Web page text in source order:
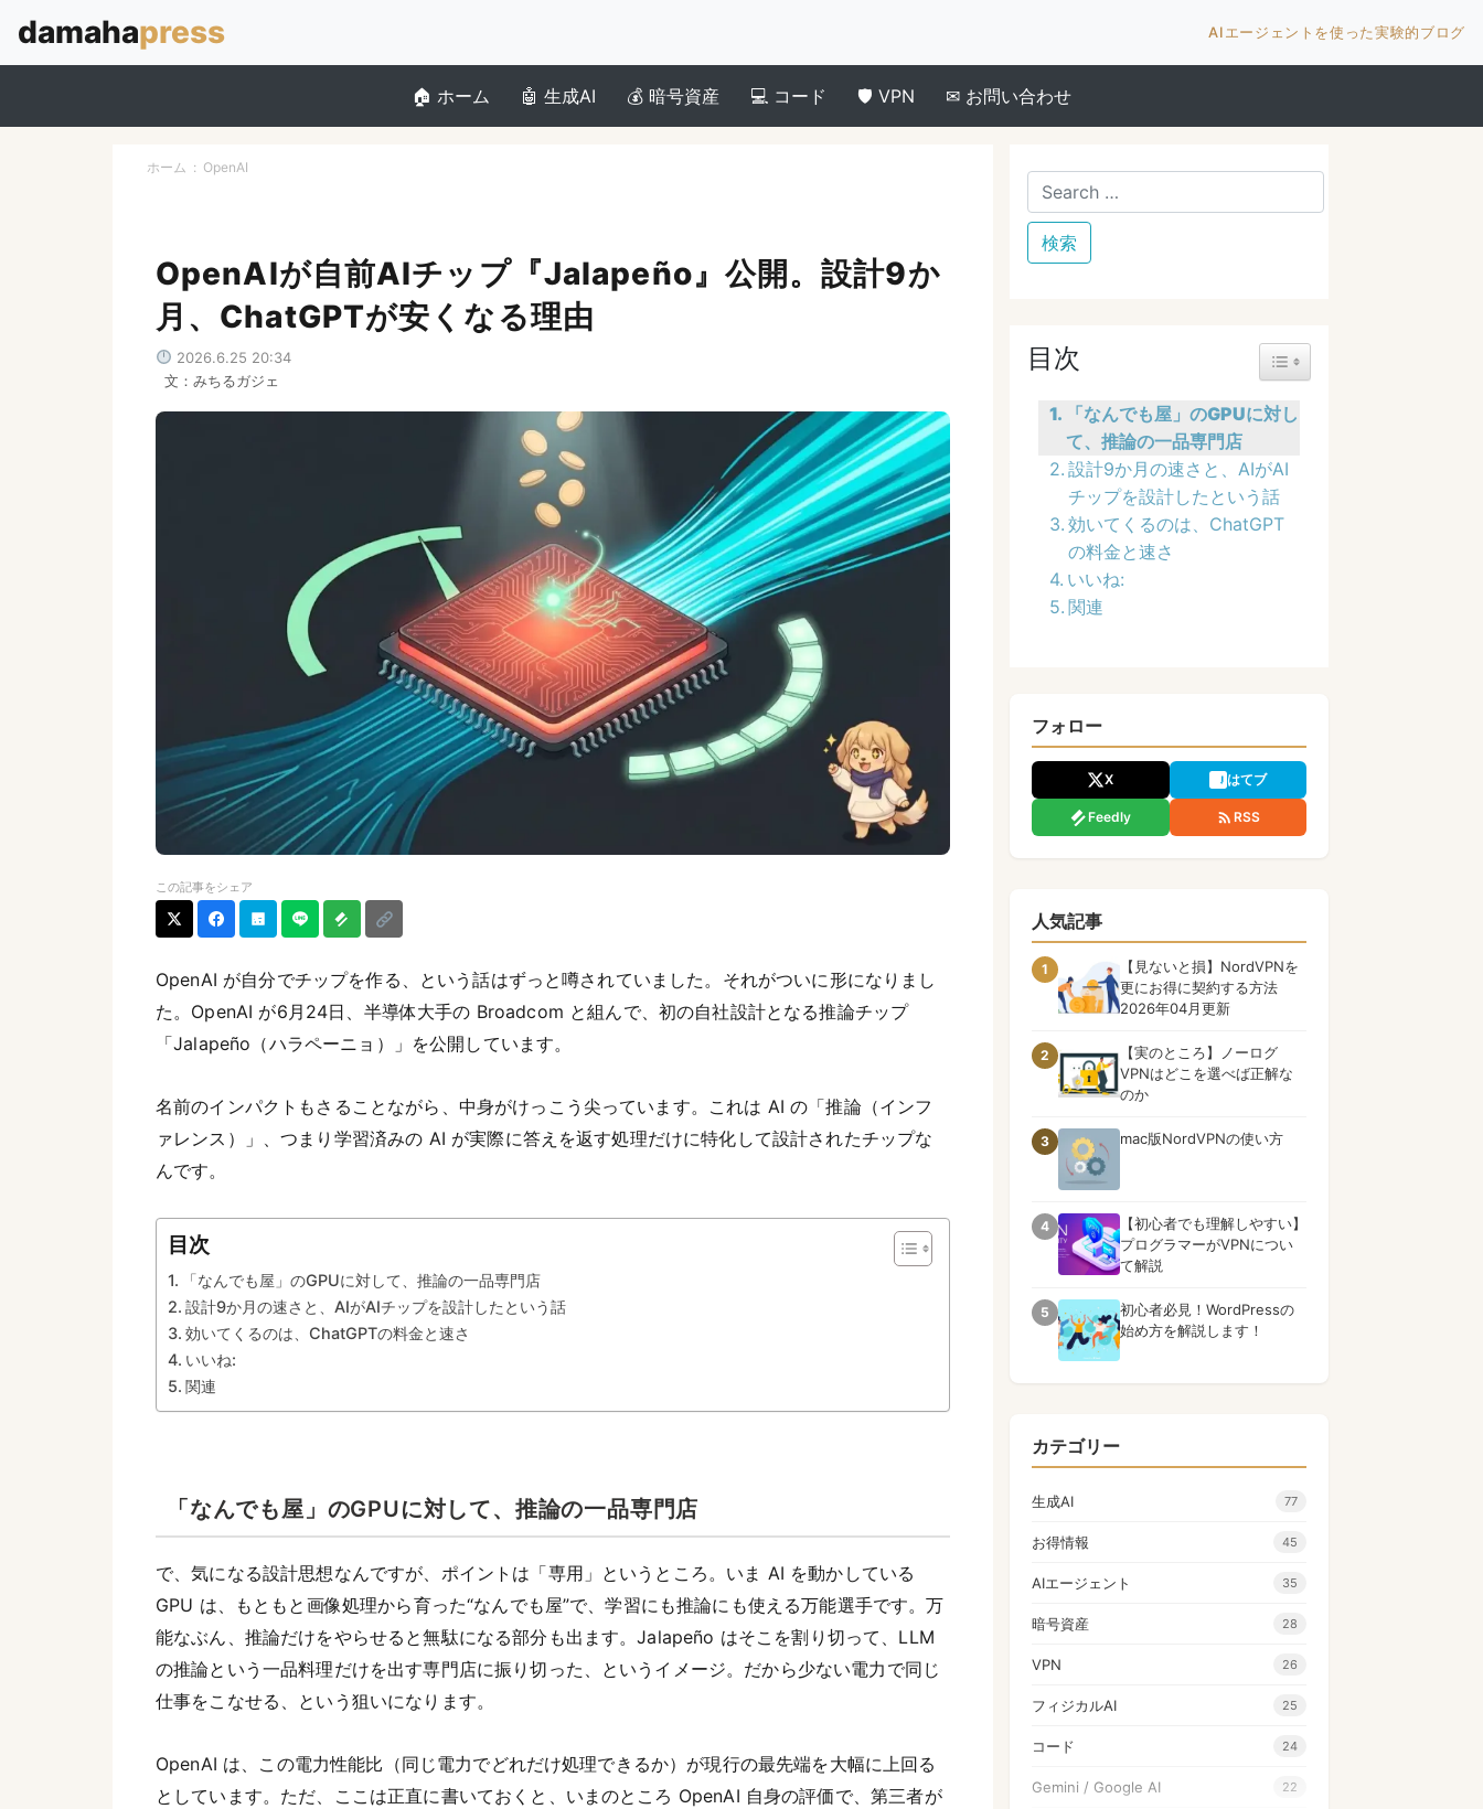
AIエージェントを使った実験的ブログ
ホーム 生成AI 暗号資産 コード VPN お問い合わせ
ホーム : OpenAI
2026.6.25 20:34
文：みちるガジェ
OpenAIが自前AIチップ『Jalapeño』公開。設計9か
月、ChatGPTが安くなる理由
この記事をシェア
OpenAI が自分でチップを作る、という話はずっと噂されていました。それがついに形になりまし
た。OpenAI が6月24日、半導体大手の Broadcom と組んで、初の自社設計となる推論チップ
「Jalapeño（ハラペーニョ）」を公開しています。
名前のインパクトもさることながら、中身がけっこう尖っています。これは AI の「推論（インフ
ァレンス）」、つまり学習済みの AI が実際に答えを返す処理だけに特化して設計されたチップな
んです。
目次
「なんでも屋」のGPUに対して、推論の一品専門店
設計9か月の速さと、AIがAIチップを設計したという話
効いてくるのは、ChatGPTの料金と速さ
いいね:
関連
「なんでも屋」のGPUに対して、推論の一品専門店
で、気になる設計思想なんですが、ポイントは「専用」というところ。いま AI を動かしている
GPU は、もともと画像処理から育った“なんでも屋”で、学習にも推論にも使える万能選手です。万
能なぶん、推論だけをやらせると無駄になる部分も出ます。Jalapeño はそこを割り切って、LLM
の推論という一品料理だけを出す専門店に振り切った、というイメージ。だから少ない電力で同じ
仕事をこなせる、という狙いになります。
OpenAI は、この電力性能比（同じ電力でどれだけ処理できるか）が現行の最先端を大幅に上回る
としています。ただ、ここは正直に書いておくと、いまのところ OpenAI 自身の評価で、第三者が
目次 Toggle Table of Content
「なんでも屋」のGPUに対し
て、推論の一品専門店
設計9か月の速さと、AIがAI
チップを設計したという話
効いてくるのは、ChatGPT
の料金と速さ
いいね:
関連
フォロー
X はてブ
Feedly RSS
人気記事
1
【見ないと損】NordVPNを
更にお得に契約する方法
2026年04月更新
2
【実のところ】ノーログ
VPNはどこを選べば正解な
のか
3 mac版NordVPNの使い方
4
【初心者でも理解しやすい】
プログラマーがVPNについ
て解説
5
初心者必見！WordPressの
始め方を解説します！
カテゴリー
生成AI 77
お得情報 45
AIエージェント 35
暗号資産 28
VPN 26
フィジカルAI 25
コード 24
Gemini / Google AI 22